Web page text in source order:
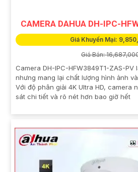
CAMERA DAHUA DH-IPC-
Giá Khuyến Mại:
Giá Bán:
Camera DH-IPC-HFW3849T1-ZAS-PV
nhưng mang lại chất lượng hình ảnh
Với độ phân giải 4K Ultra HD, camera
sát chi tiết và rõ nét hơn bao giờ hết